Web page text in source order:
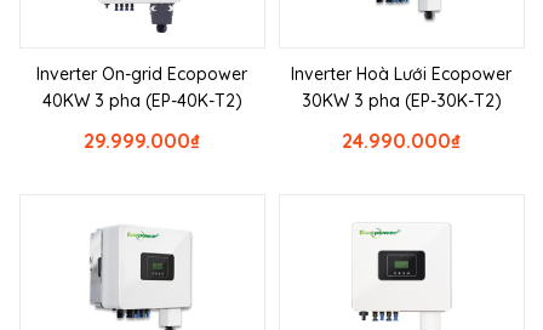
Inverter On-grid Ecopower
40KW 3 pha (EP-40K-T2)
₫
29.999.000
Inverter Hoà Lưới Ecopower
30KW 3 pha (EP-30K-T2)
₫
24.990.000